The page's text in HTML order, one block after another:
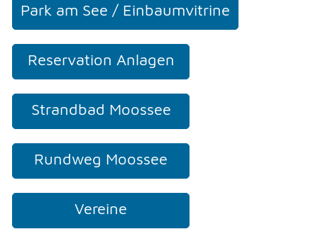
Park am See / Einbaumvitrine
Reservation Anlagen
Strandbad Moossee
Rundweg Moossee
Vereine